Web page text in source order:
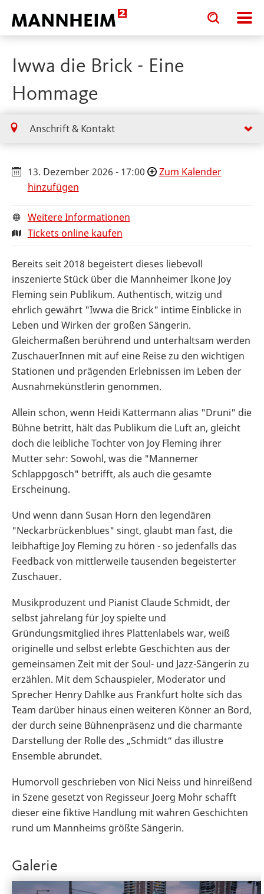
Toggle
search
input
Toggle
search
input
Iwwa die Brick - Eine
Hommage
Anschrift & Kontakt
13. Dezember 2026 - 17:00
Zum Kalender
hinzufügen
Weitere Informationen
Tickets online kaufen
Bereits seit 2018 begeistert dieses liebevoll
inszenierte Stück über die Mannheimer Ikone Joy
Fleming sein Publikum. Authentisch, witzig und
ehrlich gewährt "Iwwa die Brick" intime Einblicke in
Leben und Wirken der großen Sängerin.
Gleichermaßen berührend und unterhaltsam werden
ZuschauerInnen mit auf eine Reise zu den wichtigen
Stationen und prägenden Erlebnissen im Leben der
Ausnahmekünstlerin genommen.
Allein schon, wenn Heidi Kattermann alias "Druni" die
Bühne betritt, hält das Publikum die Luft an, gleicht
doch die leibliche Tochter von Joy Fleming ihrer
Mutter sehr: Sowohl, was die "Mannemer
Schlappgosch" betrifft, als auch die gesamte
Erscheinung.
Und wenn dann Susan Horn den legendären
"Neckarbrückenblues" singt, glaubt man fast, die
leibhaftige Joy Fleming zu hören - so jedenfalls das
Feedback von mittlerweile tausenden begeisterter
Zuschauer.
Musikproduzent und Pianist Claude Schmidt, der
selbst jahrelang für Joy spielte und
Gründungsmitglied ihres Plattenlabels war, weiß
originelle und selbst erlebte Geschichten aus der
gemeinsamen Zeit mit der Soul- und Jazz-Sängerin zu
erzählen. Mit dem Schauspieler, Moderator und
Sprecher Henry Dahlke aus Frankfurt holte sich das
Team darüber hinaus einen weiteren Könner an Bord,
der durch seine Bühnenpräsenz und die charmante
Darstellung der Rolle des „Schmidt“ das illustre
Ensemble abrundet.
Humorvoll geschrieben von Nici Neiss und hinreißend
in Szene gesetzt von Regisseur Joerg Mohr schafft
dieser eine fiktive Handlung mit wahren Geschichten
rund um Mannheims größte Sängerin.
Galerie